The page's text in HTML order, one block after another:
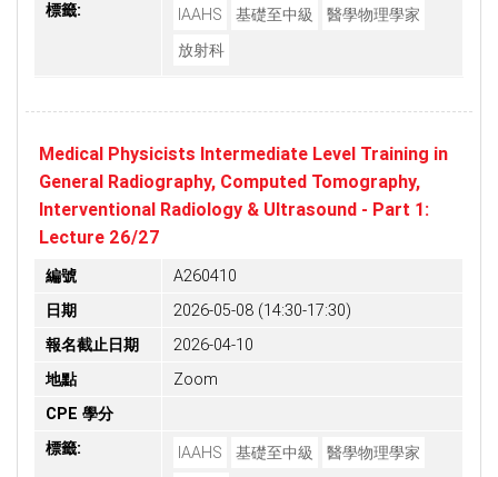
標籤:
IAAHS 基礎至中級
醫學物理學家
放射科
Medical Physicists Intermediate Level Training in
General Radiography, Computed Tomography,
Interventional Radiology & Ultrasound - Part 1:
Lecture 26/27
編號
A260410
日期
2026-05-08 (14:30-17:30)
報名截止日期
2026-04-10
地點
Zoom
CPE 學分
標籤:
IAAHS 基礎至中級
醫學物理學家